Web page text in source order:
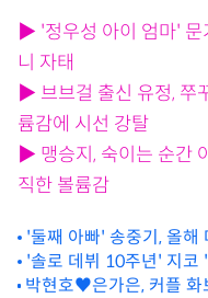
▶ '정우성 아이 엄마' 문
니 자태
▶ 브브걸 출신 유정, 쭈
륨감에 시선 강탈
▶ 맹승지, 숙이는 순간
직한 볼륨감
'둘째 아빠' 송중기, 올해
'솔로 데뷔 10주년' 지코
것"
박현호♥은가은, 커플